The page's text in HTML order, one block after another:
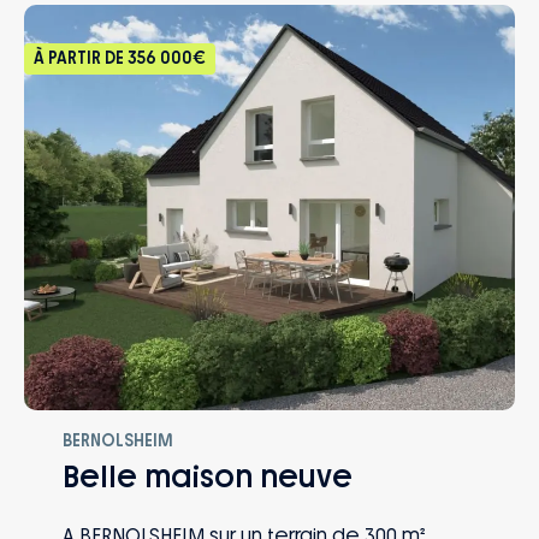
À PARTIR DE 356 000€
BERNOLSHEIM
Belle maison neuve